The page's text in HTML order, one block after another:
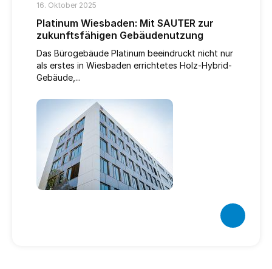
16. Oktober 2025
Platinum Wiesbaden: Mit SAUTER zur
zukunftsfähigen Gebäudenutzung
Das Bürogebäude Platinum beeindruckt nicht nur
als erstes in Wiesbaden errichtetes Holz-Hybrid-
Gebäude,...